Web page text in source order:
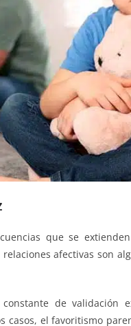
que se
afectivas son
de validación
el favoritismo